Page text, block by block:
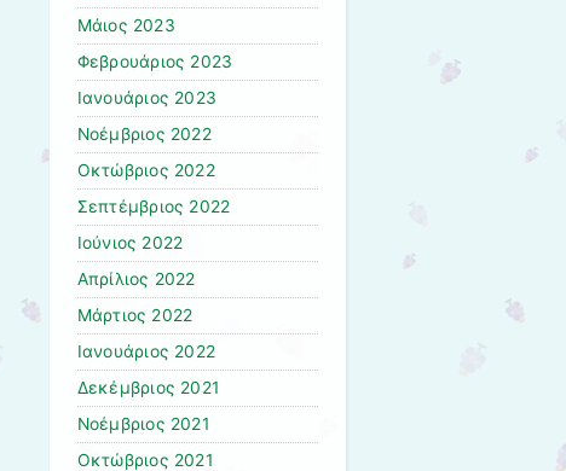
Μάιος 2023
Φεβρουάριος 2023
Ιανουάριος 2023
Νοέμβριος 2022
Οκτώβριος 2022
Σεπτέμβριος 2022
Ιούνιος 2022
Απρίλιος 2022
Μάρτιος 2022
Ιανουάριος 2022
Δεκέμβριος 2021
Νοέμβριος 2021
Οκτώβριος 2021